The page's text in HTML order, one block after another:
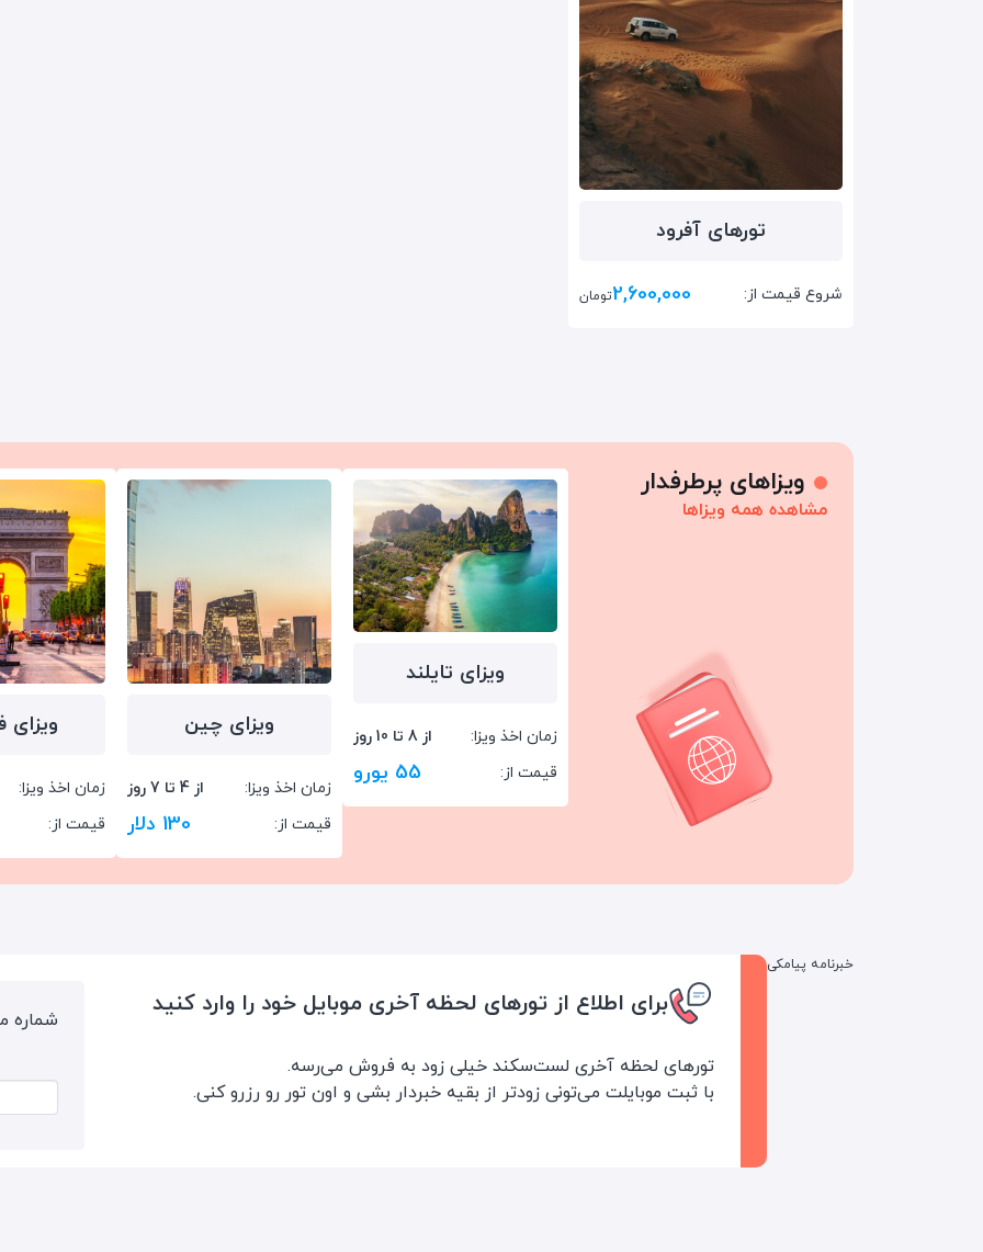
تور‌های آفرود
شروع قیمت از: 2,600,000تومان
ویزاهای پرطرفدار
مشاهده همه ویزاها
ویزای تایلند
زمان اخذ ویزا:
از 8 تا 10 روز
قیمت از:
55 یورو
ویزای چین
زمان اخذ ویزا:
از 4 تا 7 روز
قیمت از:
130 دلار
ویزای
زمان اخذ ویزا:
قیمت از:
خبرنامه پیامکی
برای اطلاع از تورهای لحظه آخری موبایل خود را وارد کنید
تورهای لحظه آخری لست‌سکند خیلی زود به فروش می‌رسه.
با ثبت موبایلت می‌تونی زودتر از بقیه خبردار بشی و اون تور رو رزرو کنی.
شماره